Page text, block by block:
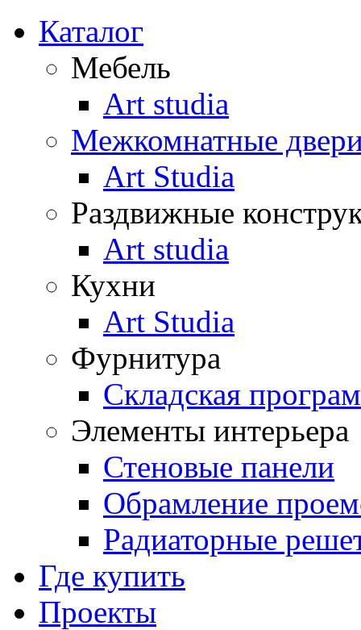
Каталог
Мебель
Art studia
Межкомнатные
Art Studia
Раздвижные
Art studia
Кухни
Art Studia
Фурнитура
Складская
Элементы интерьера
Стеновые панели
Обрамление
Радиаторные
Где купить
Проекты